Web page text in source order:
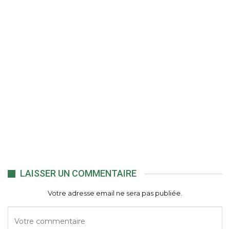
LAISSER UN COMMENTAIRE
Votre adresse email ne sera pas publiée.